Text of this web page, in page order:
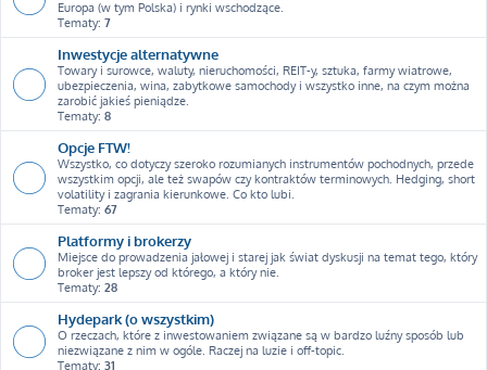
Europa (w tym Polska) i rynki wschodzące.
Tematy: 7
Inwestycje alternatywne
Towary i surowce, waluty, nieruchomości, REIT-y, sztuka, farmy wiatrowe,
ubezpieczenia, wina, zabytkowe samochody i wszystko inne, na czym można
zarobić jakieś pieniądze.
Tematy: 8
Opcje FTW!
Wszystko, co dotyczy szeroko rozumianych instrumentów pochodnych, przede
wszystkim opcji, ale też swapów czy kontraktów terminowych. Hedging, short
volatility i zagrania kierunkowe. Co kto lubi.
Tematy: 67
Platformy i brokerzy
Miejsce do prowadzenia jałowej i starej jak świat dyskusji na temat tego, który
broker jest lepszy od którego, a który nie.
Tematy: 28
Hydepark (o wszystkim)
O rzeczach, które z inwestowaniem związane są w bardzo luźny sposób lub
niezwiązane z nim w ogóle. Raczej na luzie i off-topic.
Tematy: 31